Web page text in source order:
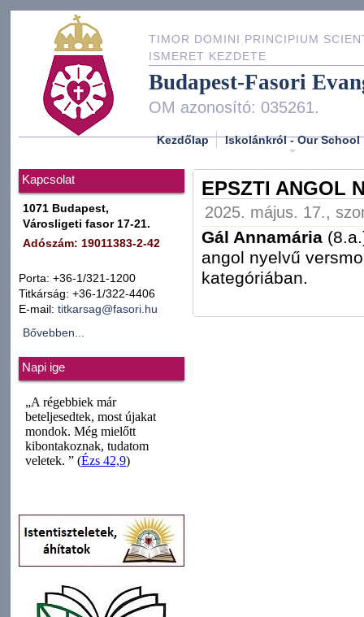
TIMOR DOMINI PRINCIPIUM
ISMERET KEZDETE
Budapest-Fasori
OM azonosító: 035261.
Kezdőlap Iskolánkról - Our School
Kapcsolat
1071 Budapest,
Városligeti fasor 17-21.
Adószám: 19011383-2-42
Porta: +36-1/321-1200
Titkárság: +36-1/322-4406
E-mail: titkarsag@fasori.hu
Bővebben...
Napi ige
EPSZTI ANGOL
2025. május. 17.,
Gál Annamária
angol nyelvű
kategóriában.